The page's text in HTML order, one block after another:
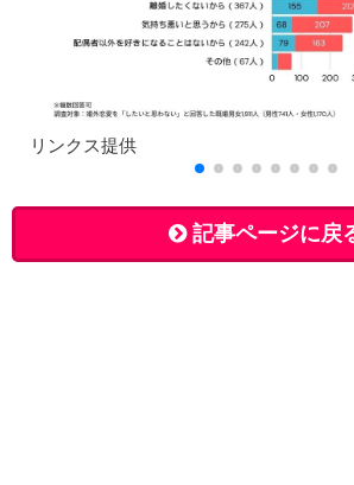
リンクス提供
記事ページに戻